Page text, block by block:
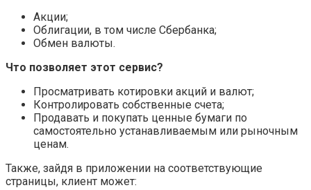
Акции;
Облигации, в том числе Сбербанка;
Обмен валюты.
Что позволяет этот сервис?
Просматривать котировки акций и валют;
Контролировать собственные счета;
Продавать и покупать ценные бумаги по
самостоятельно устанавливаемым или рыночным
ценам.
Также, зайдя в приложении на соответствующие
страницы, клиент может: